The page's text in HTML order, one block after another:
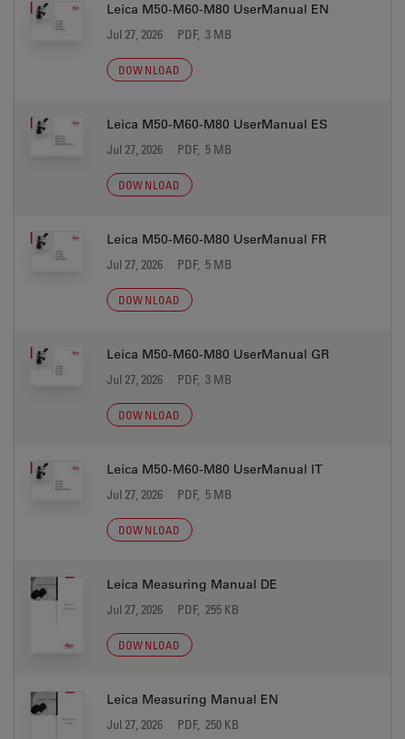
Leica M50-M60-M80 UserManual EN
Jul 27, 2026 PDF, 3 MB
DOWNLOAD
Leica M50-M60-M80 UserManual ES
Jul 27, 2026 PDF, 5 MB
DOWNLOAD
Leica M50-M60-M80 UserManual FR
Jul 27, 2026 PDF, 5 MB
DOWNLOAD
Leica M50-M60-M80 UserManual GR
Jul 27, 2026 PDF, 3 MB
DOWNLOAD
Leica M50-M60-M80 UserManual IT
Jul 27, 2026 PDF, 5 MB
DOWNLOAD
Leica Measuring Manual DE
Jul 27, 2026 PDF, 255 KB
DOWNLOAD
Leica Measuring Manual EN
Jul 27, 2026 PDF, 250 KB